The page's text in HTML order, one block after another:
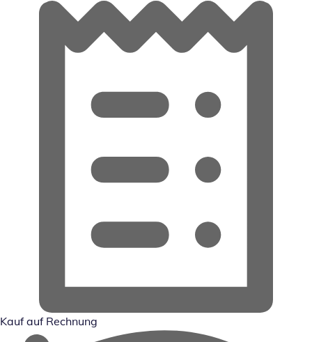
Kauf auf Rechnung